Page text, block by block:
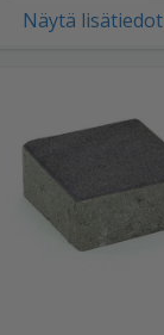
Näytä lisätiedot